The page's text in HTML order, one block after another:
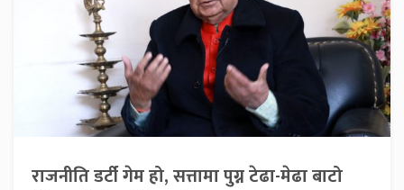
राजनीति डर्टी गेम हो, सत्तामा पुग्न टेढा-मेढा बाटो